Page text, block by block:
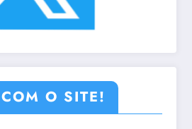
O SITE!